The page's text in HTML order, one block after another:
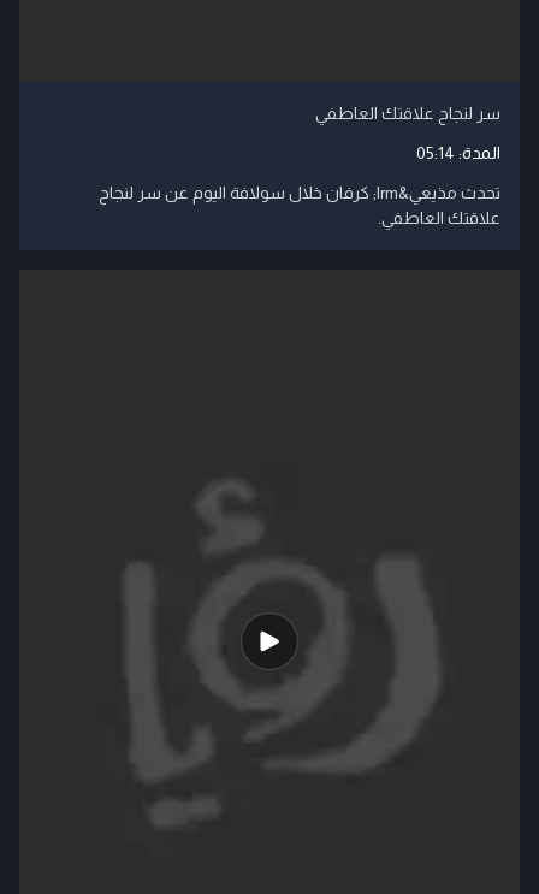
سر لنجاح علاقتك العاطفي
المدة: 05:14
تحدث مذيعي‬&lrm; كرفان خلال سولافة اليوم عن سر لنجاح
علاقتك العاطفي.